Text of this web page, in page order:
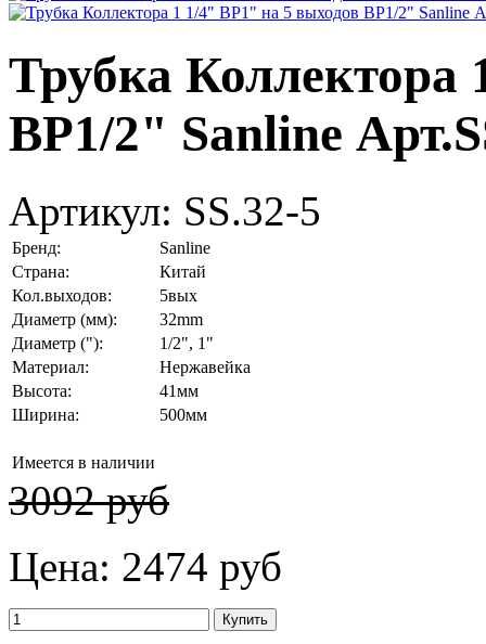
Трубка
ВР1/2" Sanline
Артикул: SS.32-5
Бренд:
Sanline
Страна:
Китай
Кол.выходов:
5вых
Диаметр (мм):
32mm
Диаметр ("):
1/2", 1"
Материал:
Нержавейка
Высота:
41мм
Ширина:
500мм
Имеется в наличии
3092 руб
Цена: 2474 руб